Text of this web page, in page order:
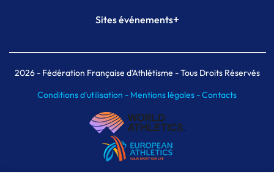
Plateforme Formation
Sites événements+
Meeting de Paris indoor
MAIF Ekiden de Paris
2026- Fédération Française d'Athlétisme - Tous Droits Réservés
Conditions d'utilisation - Mentions légales -Contacts